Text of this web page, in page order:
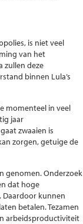
is niet veel
van het
zullen deze
binnen Lula’s
momenteel in veel
jaar
zwaaien is
zorgen, getuige de
genomen. Onderzoek
dat hoge
Daardoor kunnen
betalen. Tezamen
arbeidsproductiviteit